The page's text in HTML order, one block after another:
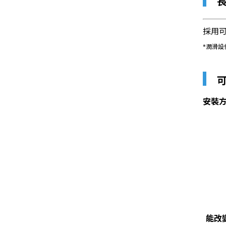
採用
*潤滑設
安裝
能改